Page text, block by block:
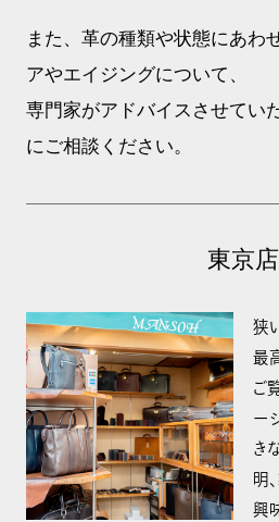
また、革の種類や状態にあわ
アやエイジングについて、
専門家がアドバイスさせてい
にご相談ください。
東京店
狭
最
ご
ー
き
明
興